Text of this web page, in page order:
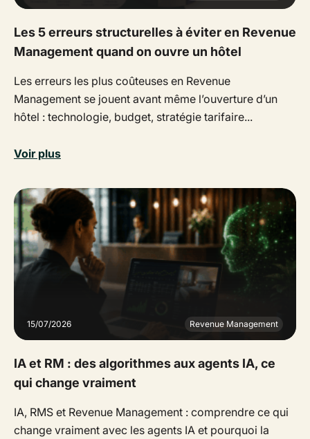
Les 5 erreurs structurelles à éviter en Revenue
Management quand on ouvre un hôtel
Les erreurs les plus coûteuses en Revenue
Management se jouent avant même l’ouverture d’un
hôtel : technologie, budget, stratégie tarifaire...
Voir plus
15/07/2026 Revenue Management
IA et RM : des algorithmes aux agents IA, ce
qui change vraiment
IA, RMS et Revenue Management : comprendre ce qui
change vraiment avec les agents IA et pourquoi la